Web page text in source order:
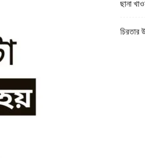
ছানা
চিরতার